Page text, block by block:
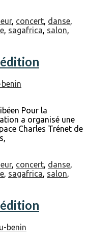
, concert, danse,
, sagafrica, salon,
Pour la
a organisé une
Charles Trénet de
, concert, danse,
, sagafrica, salon,
benin